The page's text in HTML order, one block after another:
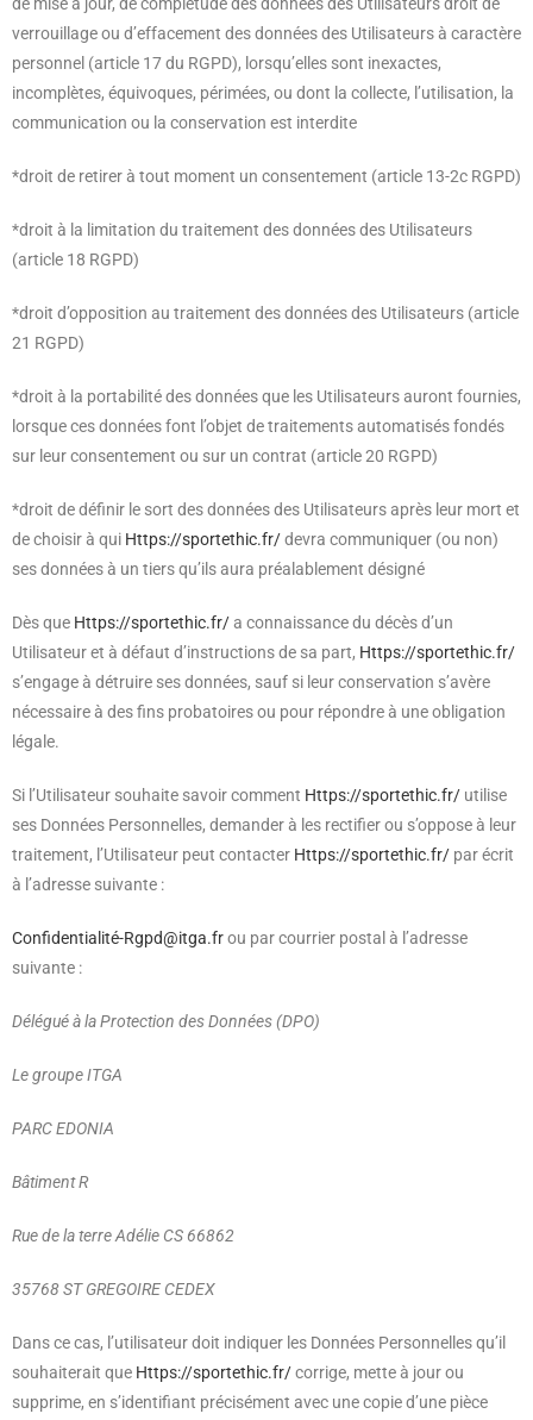
verrouillage ou d’effacement des données des Utilisateurs à caractère
personnel (article 17 du RGPD), lorsqu’elles sont inexactes,
incomplètes, équivoques, périmées, ou dont la collecte, l’utilisation, la
communication ou la conservation est interdite
*droit de retirer à tout moment un consentement (article 13-2c RGPD)
*droit à la limitation du traitement des données des Utilisateurs
(article 18 RGPD)
*droit d’opposition au traitement des données des Utilisateurs (article
21 RGPD)
*droit à la portabilité des données que les Utilisateurs auront fournies,
lorsque ces données font l’objet de traitements automatisés fondés
sur leur consentement ou sur un contrat (article 20 RGPD)
*droit de définir le sort des données des Utilisateurs après leur mort et
de choisir à qui Https://sportethic.fr/devra communiquer (ou non)
ses données à un tiers qu’ils aura préalablement désigné
Dès que Https://sportethic.fr/a connaissance du décès d’un
Utilisateur et à défaut d’instructions de sa part, Https://sportethic.fr/
s’engage à détruire ses données, sauf si leur conservation s’avère
nécessaire à des fins probatoires ou pour répondre à une obligation
légale.
Si l’Utilisateur souhaite savoir comment Https://sportethic.fr/ utilise
ses Données Personnelles, demander à les rectifier ou s’oppose à leur
traitement, l’Utilisateur peut contacter Https://sportethic.fr/ par écrit
à l’adresse suivante :
Confidentialité-Rgpd@itga.frou par courrier postal à l’adresse
suivante :
Délégué à la Protection des Données (DPO)
Le groupe ITGA
PARC EDONIA
Bâtiment R
Rue de la terre Adélie CS 66862
35768 ST GREGOIRE CEDEX
Dans ce cas, l’utilisateur doit indiquer les Données Personnelles qu’il
souhaiterait que Https://sportethic.fr/corrige, mette à jour ou
supprime, en s’identifiant précisément avec une copie d’une pièce